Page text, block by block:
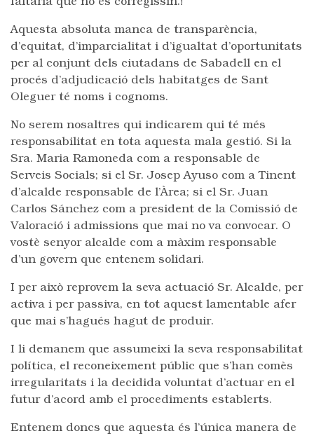
Aquesta absoluta manca de transparència,
d’equitat, d’imparcialitat i d’igualtat d’oportunitats
per al conjunt dels ciutadans de Sabadell en el
procés d’adjudicació dels habitatges de Sant
Oleguer té noms i cognoms.
No serem nosaltres qui indicarem qui té més
responsabilitat en tota aquesta mala gestió. Si la
Sra. Maria Ramoneda com a responsable de
Serveis Socials; si el Sr. Josep Ayuso com a Tinent
d’alcalde responsable de l’Àrea; si el Sr. Juan
Carlos Sánchez com a president de la Comissió de
Valoració i admissions que mai no va convocar. O
vostè senyor alcalde com a màxim responsable
d’un govern que entenem solidari.
I per això reprovem la seva actuació Sr. Alcalde, per
activa i per passiva, en tot aquest lamentable afer
que mai s’hagués hagut de produir.
I li demanem que assumeixi la seva responsabilitat
política, el reconeixement públic que s’han comès
irregularitats i la decidida voluntat d’actuar en el
futur d’acord amb el procediments establerts.
Entenem doncs que aquesta és l’única manera de